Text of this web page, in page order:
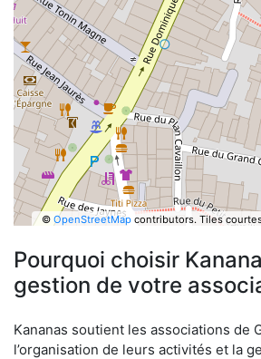
© OpenStreetMapcontributors. Tiles
Pourquoi choisir
gestion de votre
Kananas soutient les associations de
l’organisation de leurs activités et la